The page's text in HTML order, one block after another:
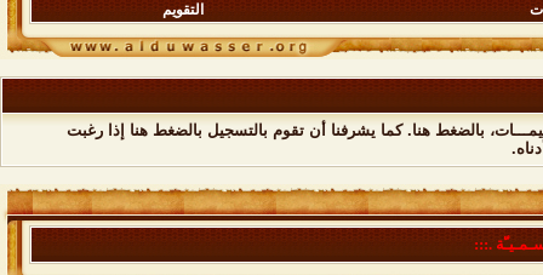
التقويم
بالضغط هنا. كما يشرفنا أن تقوم بالتسجيل بالضغط هنا إذا رغبت
.:::